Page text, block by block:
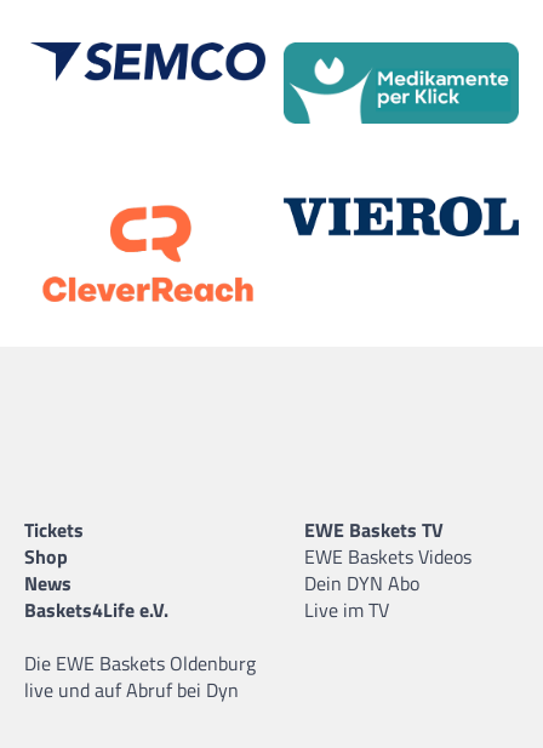
Tickets
Shop
News
Baskets4Life e.V.
Die EWE Baskets Oldenburg
live und auf Abruf bei Dyn
EWE Baskets TV
EWE Baskets Videos
Dein DYN Abo
Live im TV